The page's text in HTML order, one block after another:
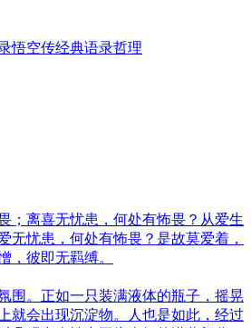
悟空传经典语录哲理
；离喜无忧患，何处有怖畏？从爱生
无忧患，何处有怖畏？是故莫爱着，
，彼即无羁缚。
围。正如一只装满液体的瓶子，摇晃
就会出现沉淀物。人也是如此，经过